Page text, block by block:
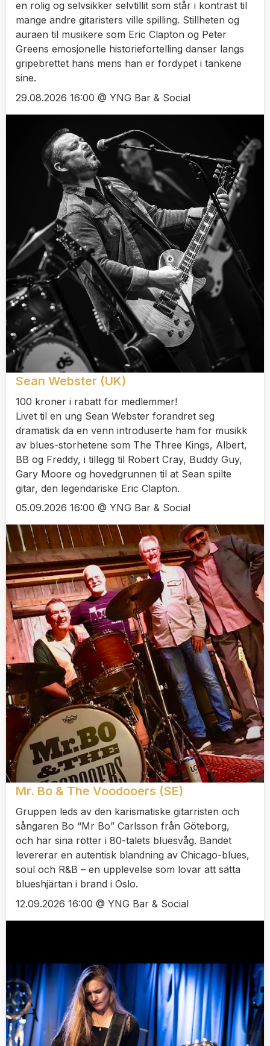
en rolig og selvsikker selvtillit som står i kontrast til
mange andre gitaristers ville spilling. Stillheten og
auraen til musikere som Eric Clapton og Peter
Greens emosjonelle historiefortelling danser langs
gripebrettet hans mens han er fordypet i tankene
sine.
29.08.2026 16:00 @ YNG Bar & Social
Sean Webster (UK)
100 kroner i rabatt for medlemmer!
Livet til en ung Sean Webster forandret seg
dramatisk da en venn introduserte ham for musikk
av blues-storhetene som The Three Kings, Albert,
BB og Freddy, i tillegg til Robert Cray, Buddy Guy,
Gary Moore og hovedgrunnen til at Sean spilte
gitar, den legendariske Eric Clapton.
05.09.2026 16:00 @ YNG Bar & Social
Mr. Bo & The Voodooers (SE)
Gruppen leds av den karismatiske gitarristen och
sångaren Bo “Mr Bo” Carlsson från Göteborg,
och har sina rötter i 80-talets bluesvåg. Bandet
levererar en autentisk blandning av Chicago-blues,
soul och R&B – en upplevelse som lovar att sätta
blueshjärtan i brand i Oslo.
12.09.2026 16:00 @ YNG Bar & Social